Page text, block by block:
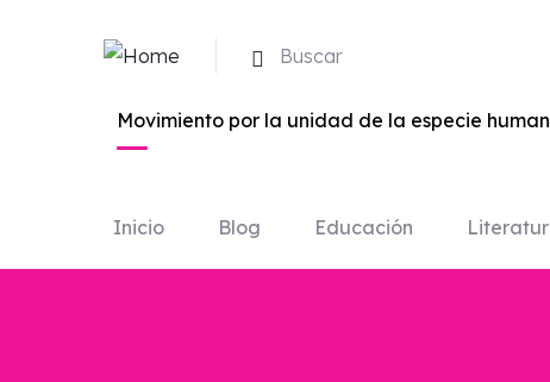
Buscar
Movimiento por la unidad de la especie
Inicio Blog Educación